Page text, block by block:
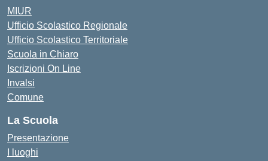
MIUR
Ufficio Scolastico Regionale
Ufficio Scolastico Territoriale
Scuola in Chiaro
Iscrizioni On Line
Invalsi
Comune
La Scuola
Presentazione
I luoghi